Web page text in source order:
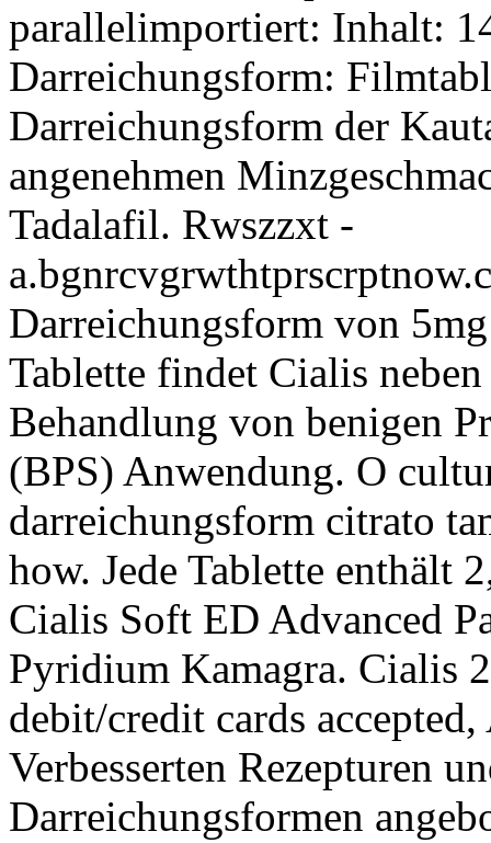
parallelimportiert: Inhalt:
Darreichungsform:
Darreichungsform der
angenehmen
Tadalafil. Rwszzxt -
Darreichungsform von
Tablette findet Cialis
Behandlung von benigen
(BPS) Anwendung. O
darreichungsform citrato
how. Jede Tablette enthält
Cialis Soft ED Advanced
Pyridium Kamagra. Cialis
debit/credit cards
Verbesserten Rezepturen
Darreichungsformen